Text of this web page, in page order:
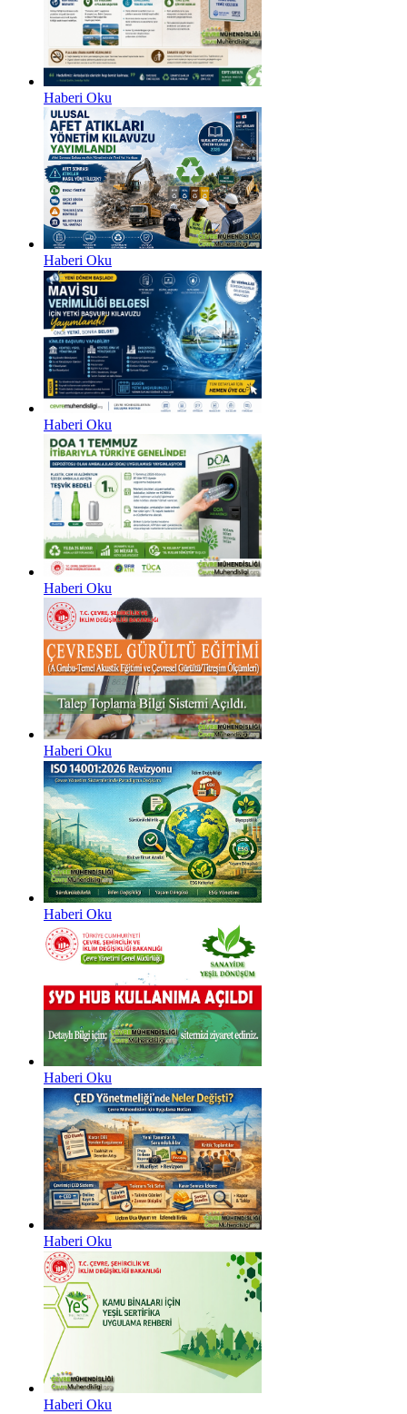
Haberi Oku
Haberi Oku
Haberi Oku
Haberi Oku
Haberi Oku
Haberi Oku
Haberi Oku
Haberi Oku
Haberi Oku